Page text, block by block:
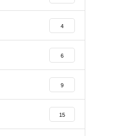
4
6
9
15